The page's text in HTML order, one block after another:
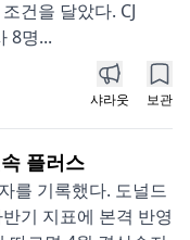
건을 달았다. CJ
8명...
샤라웃 보관
플러스
를 기록했다. 도널드
기 지표에 본격 반영